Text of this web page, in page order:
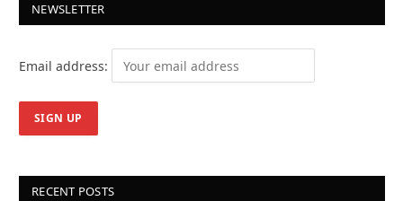
NEWSLETTER
Email address:
RECENT POSTS